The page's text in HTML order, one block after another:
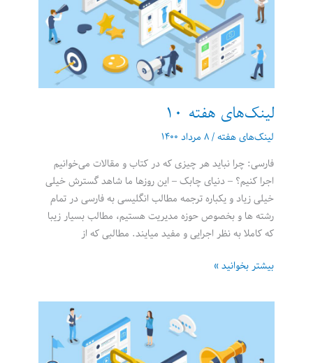
لینک‌های هفته 10
لینک‌های هفته/۸ مرداد ۱۴۰۰
فارسی: چرا نباید هر چیزی که در کتاب و مقالات می‌خوانیم
اجرا کنیم؟ – دنیای چابک – این روزها ما شاهد گسترش خیلی
خیلی زیاد و یکباره ترجمه مطالب انگلیسی به فارسی در تمام
رشته ها و بخصوص حوزه مدیریت هستیم، مطالب بسیار زیبا
که کاملا به نظر اجرایی و مفید میایند. مطالبی که از
لینک‌های
10
بیشتر بخوانید »